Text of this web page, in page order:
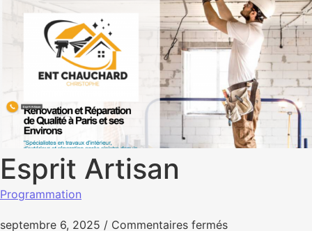
Esprit Artisan
Programmation
septembre 6, 2025 / Commentaires fermés